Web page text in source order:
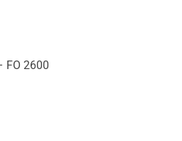
FO 2600